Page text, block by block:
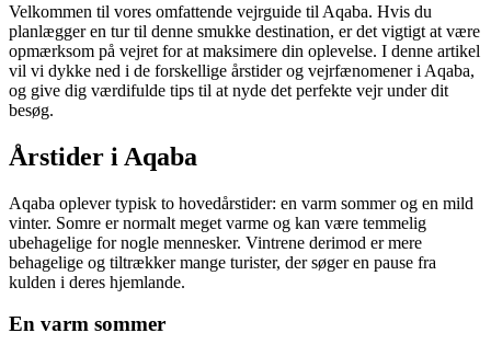
Velkommen til vores omfattende vejrguide til Aqaba. Hvis du
planlægger en tur til denne smukke destination, er det vigtigt at være
opmærksom på vejret for at maksimere din oplevelse. I denne artikel
vil vi dykke ned i de forskellige årstider og vejrfænomener i Aqaba,
og give dig værdifulde tips til at nyde det perfekte vejr under dit
besøg.
Årstider i Aqaba
Aqaba oplever typisk to hovedårstider: en varm sommer og en mild
vinter. Somre er normalt meget varme og kan være temmelig
ubehagelige for nogle mennesker. Vintrene derimod er mere
behagelige og tiltrækker mange turister, der søger en pause fra
kulden i deres hjemlande.
En varm sommer